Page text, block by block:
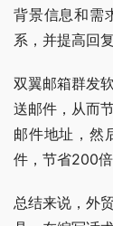
背景信息和需
系，并提高回复
双翼邮箱群发
送邮件，从而
邮件地址，然
件，节省200倍
总结来说，外